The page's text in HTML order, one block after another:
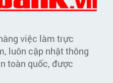
việc làm trực
luôn cập nhật thông
toàn quốc, được